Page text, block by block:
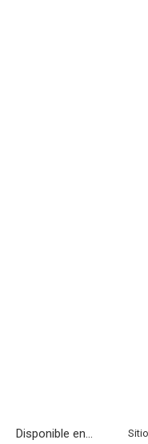
Disponible en...